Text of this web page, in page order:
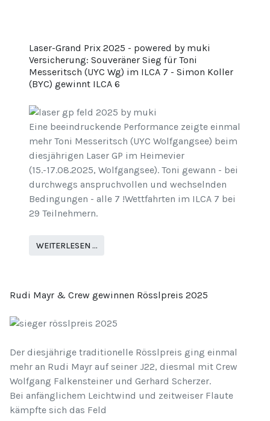
Laser-Grand Prix 2025 - powered by muki
Versicherung: Souveräner Sieg für Toni
Messeritsch (UYC Wg) im ILCA 7 - Simon Koller
(BYC) gewinnt ILCA 6
Eine beeindruckende Performance zeigte einmal
mehr Toni Messeritsch (UYC Wolfgangsee) beim
diesjährigen Laser GP im Heimevier
(15.-17.08.2025, Wolfgangsee). Toni gewann - bei
durchwegs anspruchvollen und wechselnden
Bedingungen - alle 7 !Wettfahrten im ILCA 7 bei
29 Teilnehmern.
WEITERLESEN …
Rudi Mayr & Crew gewinnen Rösslpreis 2025
Der diesjährige traditionelle Rösslpreis ging einmal
mehr an Rudi Mayr auf seiner J22, diesmal mit Crew
Wolfgang Falkensteiner und Gerhard Scherzer.
Bei anfänglichem Leichtwind und zeitweiser Flaute
kämpfte sich das Feld